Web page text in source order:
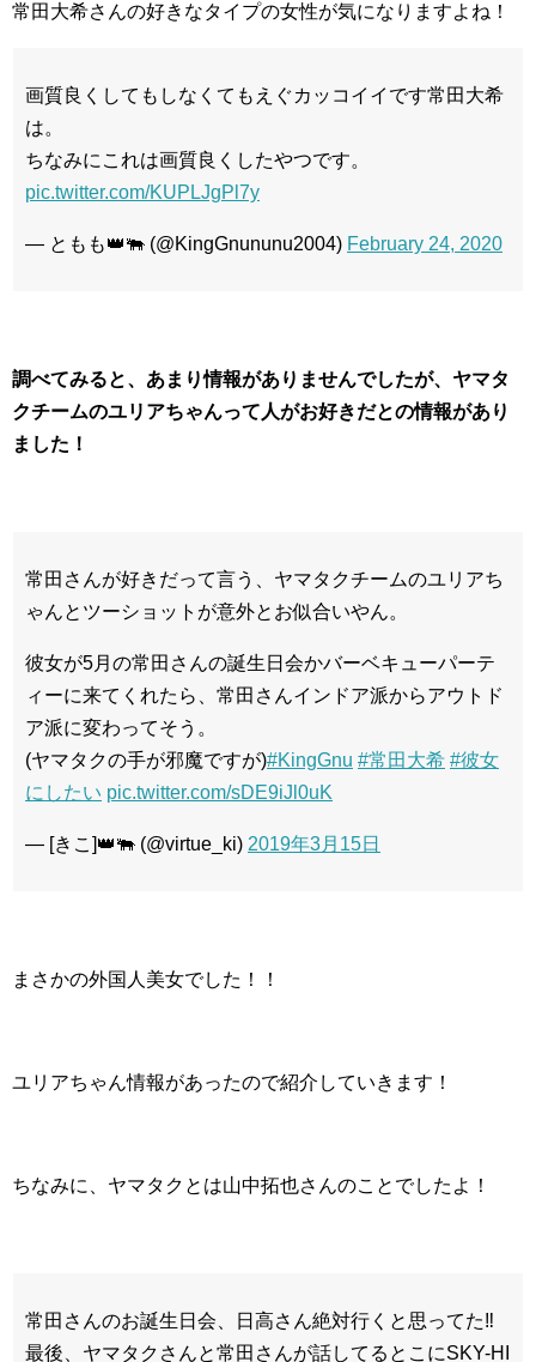
常田大希さんの好きなタイプの女性が気になりますよね！
画質良くしてもしなくてもえぐカッコイイです常田大希
は。
ちなみにこれは画質良くしたやつです。
pic.twitter.com/KUPLJgPl7y
— ともも👑🐃 (@KingGnununu2004) February 24, 2020
調べてみると、あまり情報がありませんでしたが、ヤマタ
クチームのユリアちゃんって人がお好きだとの情報があり
ました！
常田さんが好きだって言う、ヤマタクチームのユリアち
ゃんとツーショットが意外とお似合いやん。
彼女が5月の常田さんの誕生日会かバーベキューパーテ
ィーに来てくれたら、常田さんインドア派からアウトド
ア派に変わってそう。
(ヤマタクの手が邪魔ですが)#KingGnu #常田大希 #彼女
にしたい pic.twitter.com/sDE9iJl0uK
— [きこ]👑🐃 (@virtue_ki) 2019年3月15日
まさかの外国人美女でした！！
ユリアちゃん情報があったので紹介していきます！
ちなみに、ヤマタクとは山中拓也さんのことでしたよ！
常田さんのお誕生日会、日高さん絶対行くと思ってた‼︎
最後、ヤマタクさんと常田さんが話してるとこにSKY-HI